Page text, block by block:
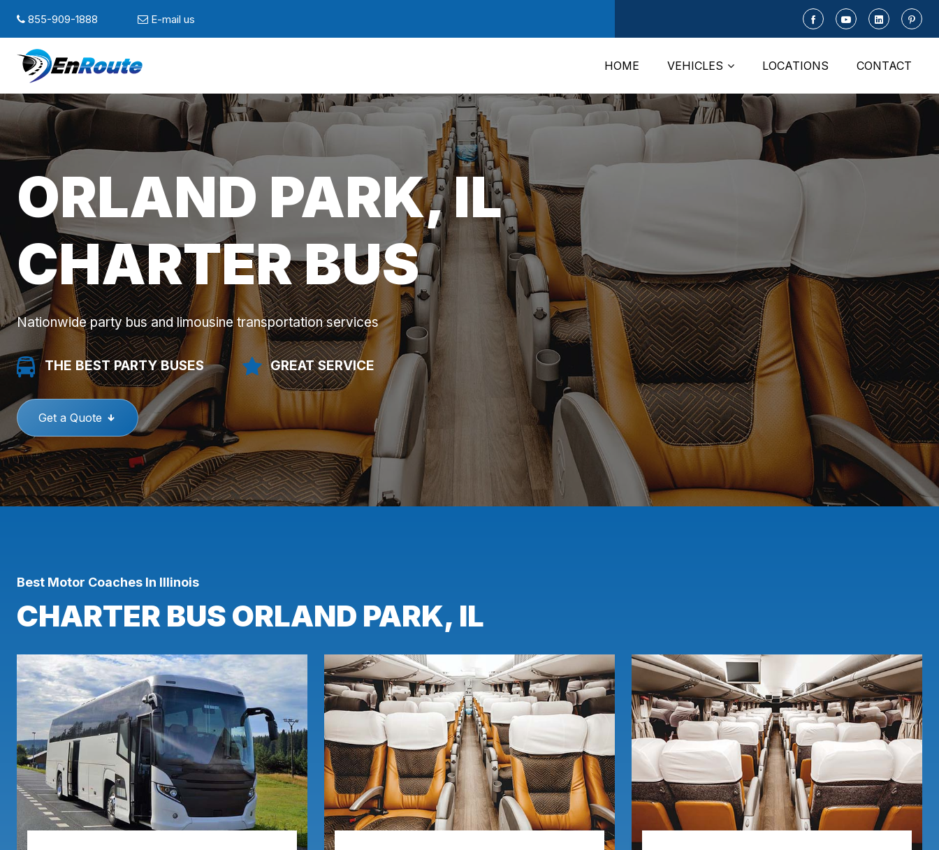
855-909-1888 E-mail us
HOME VEHICLES LOCATIONS CONTACT
ORLAND PARK, IL
CHARTER BUS
Nationwide party bus and limousine transportation services
THE BEST PARTY BUSES GREAT SERVICE
Get a Quote
Best Motor Coaches In Illinois
CHARTER BUS ORLAND PARK, IL